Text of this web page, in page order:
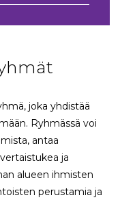
joka yhdistää
Ryhmässä voi
antaa
ja
alueen ihmisten
perustamia ja